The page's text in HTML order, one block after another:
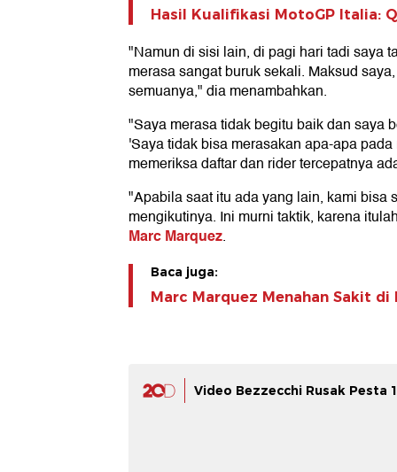
Hasil Kualifikasi MotoGP Italia:
"Namun di sisi lain, di pagi hari tadi saya
merasa sangat buruk sekali. Maksud
semuanya," dia menambahkan.
"Saya merasa tidak begitu baik dan saya
'Saya tidak bisa merasakan apa-apa
memeriksa daftar dan rider tercepatnya
"Apabila saat itu ada yang lain, kami bisa
mengikutinya. Ini murni taktik, karena
Marc Marquez.
Baca juga:
Marc Marquez Menahan Sakit
Video Bezzecchi Rusak Pesta